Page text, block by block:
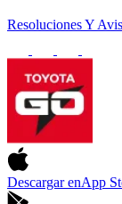
Resoluciones Y
Descargar enApp